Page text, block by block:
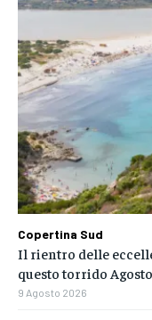
Copertina Sud
Il rientro delle
questo torrido Agosto
9 Agosto 2026